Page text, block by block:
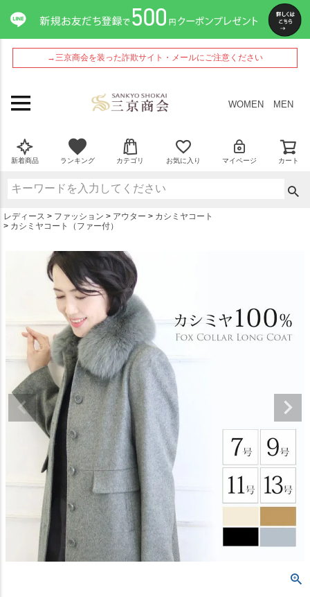
→三京商会を装った詐欺サイト・メールにご注意ください
WOMEN MEN
新着商品 ランキング カテゴリ お気に入り マイページ カート
レディース ファッション アウター
カシミヤコート
カシミヤコート（ファー付）
ペー
ジト
ップ
へ